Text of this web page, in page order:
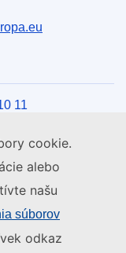
cookie.
alebo
našu
súborov
odkaz
11